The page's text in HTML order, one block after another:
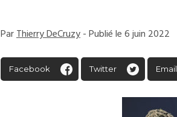
ParThierry DeCruzy- Publié le 6 juin 2022
Facebook Twitter Email